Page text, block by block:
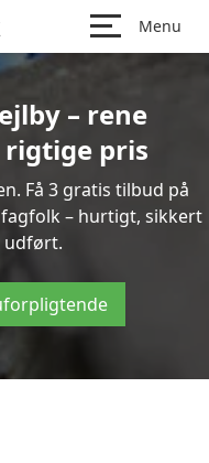
Menu
– rene
pris
Få 3 gratis tilbud på
– hurtigt, sikkert
udført.